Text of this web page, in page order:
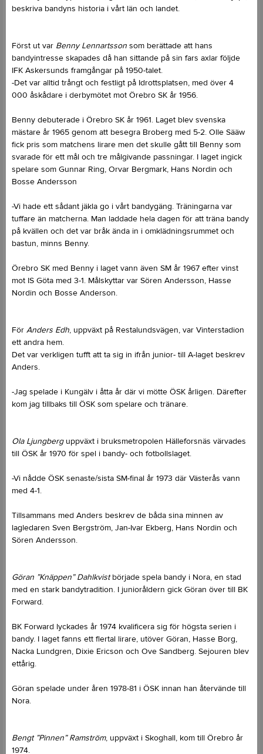
beskriva bandyns historia i vårt län och landet.
Först ut var Benny Lennartsson som berättade att hans
bandyintresse skapades då han sittande på sin fars axlar följde
IFK Askersunds framgångar på 1950-talet.
-Det var alltid trångt och festligt på Idrottsplatsen, med över 4
000 åskådare i derbymötet mot Örebro SK år 1956.
Benny debuterade i Örebro SK år 1961. Laget blev svenska
mästare år 1965 genom att besegra Broberg med 5-2. Olle Sääw
fick pris som matchens lirare men det skulle gått till Benny som
svarade för ett mål och tre målgivande passningar. I laget ingick
spelare som Gunnar Ring, Orvar Bergmark, Hans Nordin och
Bosse Andersson
-Vi hade ett sådant jäkla go i vårt bandygäng. Träningarna var
tuffare än matcherna. Man laddade hela dagen för att träna bandy
på kvällen och det var bråk ända in i omklädningsrummet och
bastun, minns Benny.
Örebro SK med Benny i laget vann även SM år 1967 efter vinst
mot IS Göta med 3-1. Målskyttar var Sören Andersson, Hasse
Nordin och Bosse Anderson.
För Anders Edh, uppväxt på Restalundsvägen, var Vinterstadion
ett andra hem.
Det var verkligen tufft att ta sig in ifrån junior- till A-laget beskrev
Anders.
-Jag spelade i Kungälv i åtta år där vi mötte ÖSK årligen. Därefter
kom jag tillbaks till ÖSK som spelare och tränare.
Ola Ljungberguppväxt i bruksmetropolen Hälleforsnäs värvades
till ÖSK år 1970 för spel i bandy- och fotbollslaget.
-Vi nådde ÖSK senaste/sista SM-final år 1973 där Västerås vann
med 4-1.
Tillsammans med Anders beskrev de båda sina minnen av
lagledaren Sven Bergström, Jan-Ivar Ekberg, Hans Nordin och
Sören Andersson.
Göran ”Knäppen” Dahlkvistbörjade spela bandy i Nora, en stad
med en stark bandytradition. I junioråldern gick Göran över till BK
Forward.
BK Forward lyckades år 1974 kvalificera sig för högsta serien i
bandy. I laget fanns ett flertal lirare, utöver Göran, Hasse Borg,
Nacka Lundgren, Dixie Ericson och Ove Sandberg. Sejouren blev
ettårig.
Göran spelade under åren 1978-81 i ÖSK innan han återvände till
Nora.
Bengt ”Pinnen” Ramström, uppväxt i Skoghall, kom till Örebro år
1974.